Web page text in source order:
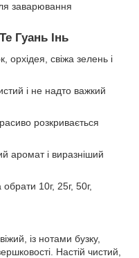
заварювання
Гуань Інь
орхідея, свіжа зелень і
і не надто важкий
розкривається
аромат і виразніший
10г, 25г, 50г,
із нотами бузку,
Настій чистий,